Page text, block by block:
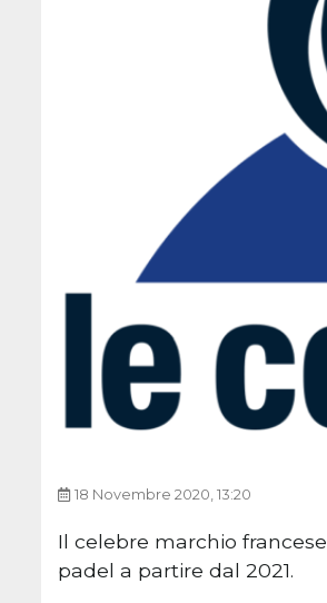
18 Novembre 2020, 13:20
Il celebre marchio francese
padel a partire dal 2021.